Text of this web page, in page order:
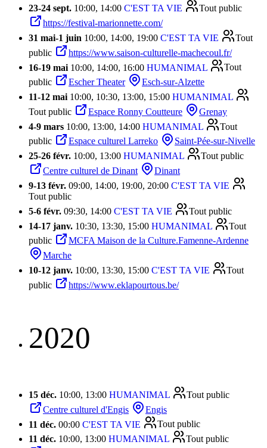
23-24 sept. 10:00, 14:00 C'EST TA VIE
Tout public
https://festival-marionnette.com/
31 mai-1 juin 10:00, 14:00, 19:00 C'EST TA VIE
Tout
public
https://www.saison-culturelle-machecoul.fr/
16-19 mai 10:00, 14:00, 16:00 HUMANIMAL
Tout
public
Escher Theater
Esch-sur-Alzette
11-12 mai 10:00, 10:30, 13:00, 15:00 HUMANIMAL
Tout public
Espace Ronny Coutteure
Grenay
4-9 mars 10:00, 13:00, 14:00 HUMANIMAL
Tout
public
Espace culturel Larreko
Saint-Pée-sur-Nivelle
25-26 févr. 10:00, 13:00 HUMANIMAL
Tout public
Centre culturel de Dinant
Dinant
9-13 févr. 09:00, 14:00, 19:00, 20:00 C'EST TA VIE
Tout public
5-6 févr. 09:30, 14:00 C'EST TA VIE
Tout public
14-17 janv. 10:30, 13:30, 15:00 HUMANIMAL
Tout
public
MCFA Maison de la Culture.Famenne-Ardenne
Marche
10-12 janv. 10:00, 13:30, 15:00 C'EST TA VIE
Tout
public
https://www.eklapourtous.be/
2020
15 déc. 10:00, 13:00 HUMANIMAL
Tout public
Centre culturel d'Engis
Engis
11 déc. 00:00 C'EST TA VIE
Tout public
11 déc. 10:00, 13:00 HUMANIMAL
Tout public